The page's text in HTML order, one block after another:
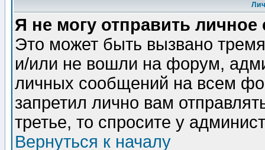
Я не могу отправить
Это может быть вызвано
и/или не вошли на форум,
личных сообщений на всем
запретил лично вам
третье, то спросите у
Вернуться к началу